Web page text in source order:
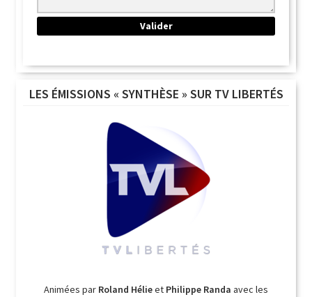
LES ÉMISSIONS « SYNTHÈSE » SUR TV LIBERTÉS
Animées par Roland Hélieet Philippe Randa avec les